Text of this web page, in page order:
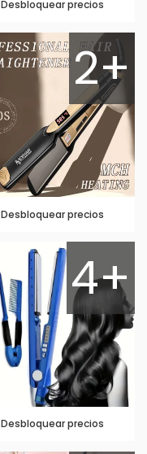
Desbloquear precios
2+
Desbloquear precios
4+
Desbloquear precios